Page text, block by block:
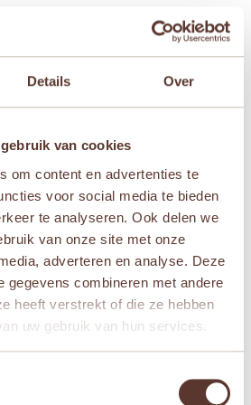
Details Over
van cookies
om content en advertenties te
voor social media te bieden
te analyseren. Ook delen we
van onze site met onze
adverteren en analyse. Deze
gegevens combineren met andere
heeft verstrekt of die ze hebben
uw gebruik van hun services.
op een populaire
stof zonder ritsen
– handig voor
– geen rommel of
voor verkleedpartijtjes en